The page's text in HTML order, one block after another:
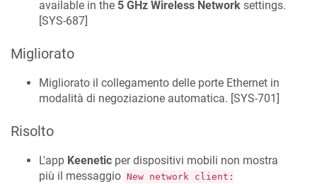
available in the 5 GHz Wireless Network settings.
[SYS-687]
Migliorato
Migliorato il collegamento delle porte Ethernet in
modalità di negoziazione automatica. [SYS-701 ]
Risolto
L'app Keenetic per dispositivi mobili non mostra
più il messaggio New network client: